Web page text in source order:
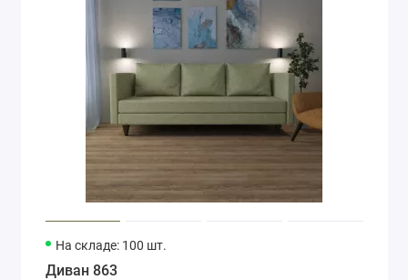
На складе: 100 шт.
Диван 863